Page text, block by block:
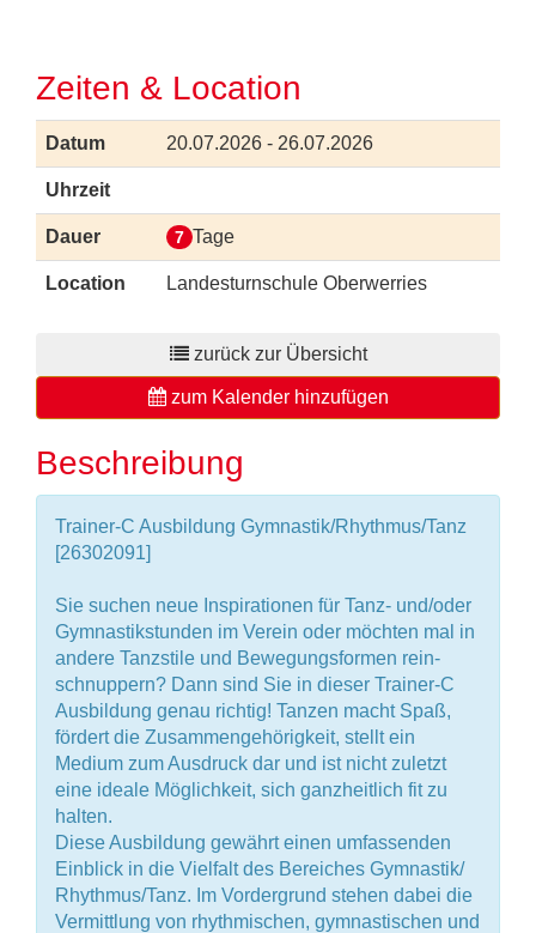
Zeiten & Location
Datum 20.07.2026 - 26.07.2026
Uhrzeit
Dauer 7 Tage
Location Landesturnschule Oberwerries
zurück zur Übersicht
zum Kalender hinzufügen
Beschreibung
Trainer-C Ausbildung Gymnastik/Rhythmus/Tanz
[26302091]
Sie suchen neue Inspirationen für Tanz- und/oder
Gymnastikstunden im Verein oder möchten mal in
andere Tanzstile und Bewegungsformen rein-
schnuppern? Dann sind Sie in dieser Trainer-C
Ausbildung genau richtig! Tanzen macht Spaß,
fördert die Zusammengehörigkeit, stellt ein
Medium zum Ausdruck dar und ist nicht zuletzt
eine ideale Möglichkeit, sich ganzheitlich fit zu
halten.
Diese Ausbildung gewährt einen umfassenden
Einblick in die Vielfalt des Bereiches Gymnastik/
Rhythmus/Tanz. Im Vordergrund stehen dabei die
Vermittlung von rhythmischen, gymnastischen und